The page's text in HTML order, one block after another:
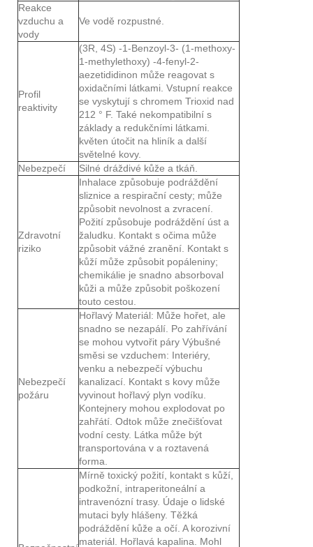
Reakce
vzduchu a
vody
Ve vodě rozpustné.
Profil
reaktivity
(3R, 4S) -1-Benzoyl-3- (1-methoxy-
1-methylethoxy) -4-fenyl-2-
aezetididinon může reagovat s
oxidačními látkami. Vstupní reakce
se vyskytují s chromem Trioxid nad
212 ° F. Také nekompatibilní s
základy a redukčními látkami.
květen útočit na hliník a další
světelné kovy.
Nebezpečí
Silné dráždivé kůže a tkáň.
Zdravotní
riziko
Inhalace způsobuje podráždění
sliznice a respirační cesty; může
způsobit nevolnost a zvracení.
Požití způsobuje podráždění úst a
žaludku. Kontakt s očima může
způsobit vážné zranění. Kontakt s
kůží může způsobit popáleniny;
chemikálie je snadno absorboval
kůži a může způsobit poškození
touto cestou.
Nebezpečí
požáru
Hořlavý Materiál: Může hořet, ale
snadno se nezapálí. Po zahřívání
se mohou vytvořit páry Výbušné
směsi se vzduchem: Interiéry,
venku a nebezpečí výbuchu
kanalizací. Kontakt s kovy může
vyvinout hořlavý plyn vodíku.
Kontejnery mohou explodovat po
zahřátí. Odtok může znečišťovat
vodní cesty. Látka může být
transportována v a roztavená
forma.
Mírně toxický požití, kontakt s kůží,
podkožní, intraperitoneální a
intravenózní trasy. Údaje o lidské
mutaci byly hlášeny. Těžká
podráždění kůže a očí. A korozivní
materiál. Hořlavá kapalina. Mohl